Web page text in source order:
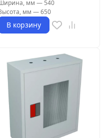
мм — 540
мм —650
В корзину